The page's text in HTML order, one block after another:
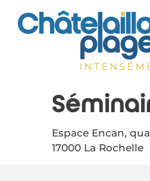
contenu
Espace Encan,
17000 La Rochelle